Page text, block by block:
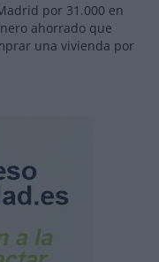
por 31.000 en
ahorrado que
una vivienda por